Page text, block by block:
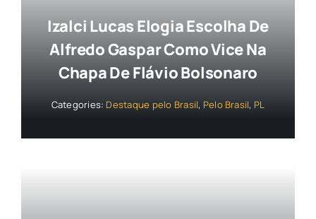
Izalci Lucas Elogia Escolha De
Alfredo Gaspar Como Vice Na
Chapa De Flávio Bolsonaro
Categories: Destaque pelo Brasil, Pelo Brasil, PL